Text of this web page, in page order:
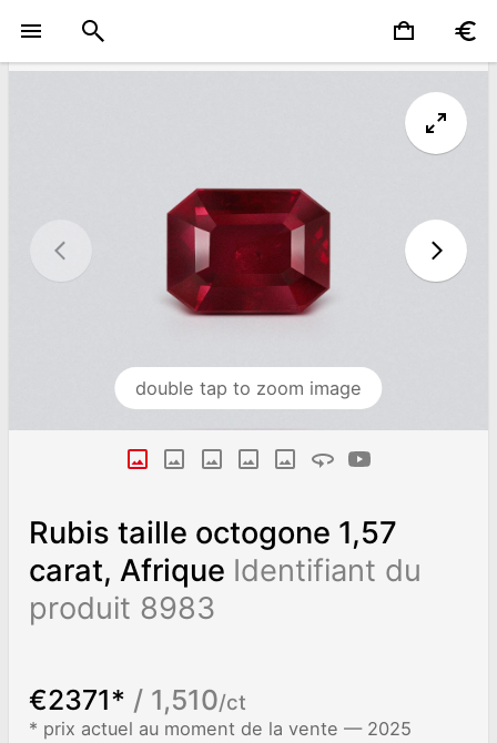
double tap to zoom image
Rubis taille octogone 1,57
carat, Afrique Identifiant du
produit 8983
€2371* / 1,510/ct
* prix actuel au moment de la vente — 2025